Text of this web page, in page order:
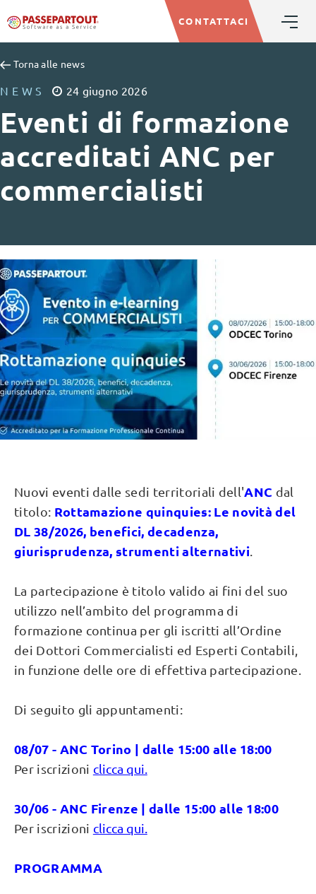
CONTATTACI
Torna alle news
NEWS 24 giugno 2026
Eventi di formazione
accreditati ANC per
commercialisti
Nuovi eventi dalle sedi territoriali dell'ANC dal
titolo: Rottamazione quinquies: Le novità del
DL 38/2026, benefici, decadenza,
giurisprudenza, strumenti alternativi.
La partecipazione è titolo valido ai fini del suo
utilizzo nell’ambito del programma di
formazione continua per gli iscritti all’Ordine
dei Dottori Commercialisti ed Esperti Contabili,
in funzione delle ore di effettiva partecipazione.
Di seguito gli appuntamenti:
08/07 - ANC Torino | dalle 15:00 alle 18:00
Per iscrizioni clicca qui.
30/06 - ANC Firenze | dalle 15:00 alle 18:00
Per iscrizioni clicca qui.
PROGRAMMA